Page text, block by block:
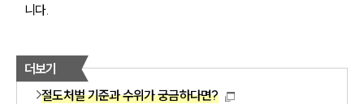
니다.
더보기
절도처벌 기준과 수위가 궁금하다면?